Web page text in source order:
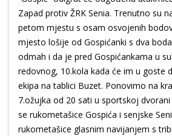
Zapad protiv ŽRK Senia. Trenutno su
petom mjestu s osam osvojenih
mjesto lošije od Gospićanki s dva
odmah i da je pred Gospićankama u
redovnog, 10.kola kada će im u goste
ekipa na tablici Buzet. Ponovimo na
7.ožujka od 20 sati u sportskoj
se rukometašice Gospića i senjske
rukometašice glasnim navijanjem s